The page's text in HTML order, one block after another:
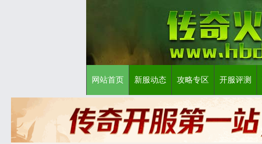
网站首页 新服动态 攻略专区 开服评测